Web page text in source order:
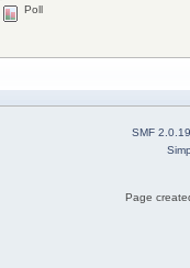
Poll
SMF 2.0.19
Page